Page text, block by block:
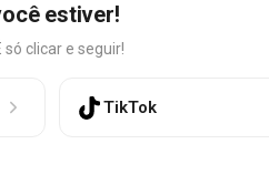
estiver!
clicar e seguir!
TikTok